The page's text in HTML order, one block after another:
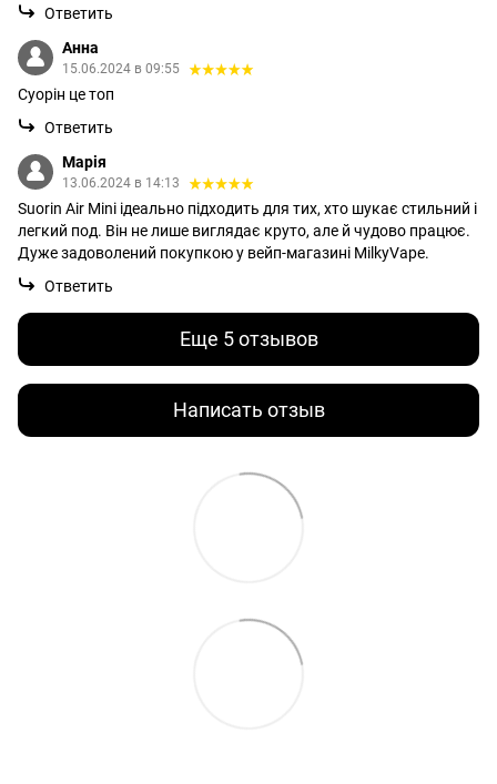
Ответить
Анна
15.06.2024 в 09:55
Суорін це топ
Ответить
Марія
13.06.2024 в 14:13
Suorin Air Mini ідеально підходить для тих, хто шукає стильний і
легкий под. Він не лише виглядає круто, але й чудово працює.
Дуже задоволений покупкою у вейп-магазині MilkyVape.
Ответить
Еще 5 отзывов
Написать отзыв